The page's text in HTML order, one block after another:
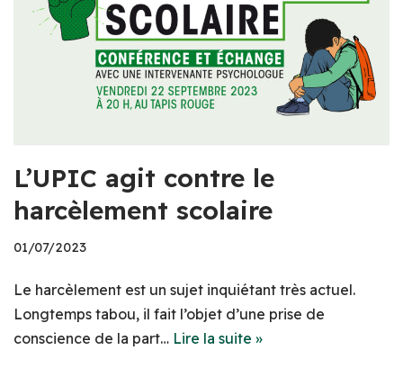
L’UPIC agit contre le
harcèlement scolaire
01/07/2023
Le harcèlement est un sujet inquiétant très actuel.
Longtemps tabou, il fait l’objet d’une prise de
conscience de la part… Lire la suite »